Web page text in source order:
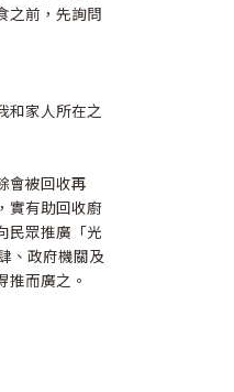
之前，先詢問
和家人所在之
會被回收再
實有助回收廚
民眾推廣「光
、政府機關及
推而廣之。